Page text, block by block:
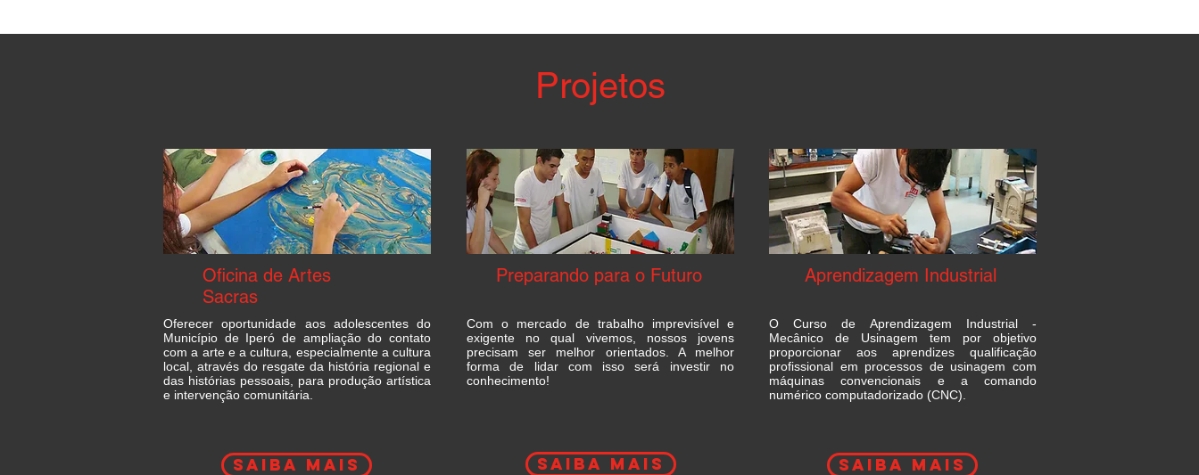
Projetos
Oficina de Artes
Sacras
Oferecer oportunidade aos adolescentes do
Município de Iperó de ampliação do contato
com a arte e a cultura, especialmente a cultura
local, através do resgate da história regional e
das histórias pessoais, para produção artística
e intervenção comunitária.
saiba mais
Preparando para o Futuro
Com o mercado de trabalho imprevisível e
exigente no qual vivemos, nossos jovens
precisam ser melhor orientados. A melhor
forma de lidar com isso será investir no
conhecimento!
saiba mais
Aprendizagem Industrial
O Curso de Aprendizagem Industrial -
Mecânico de Usinagem tem por objetivo
proporcionar aos aprendizes qualificação
profissional em processos de usinagem com
máquinas convencionais e a comando
numérico computadorizado (CNC).
saiba mais